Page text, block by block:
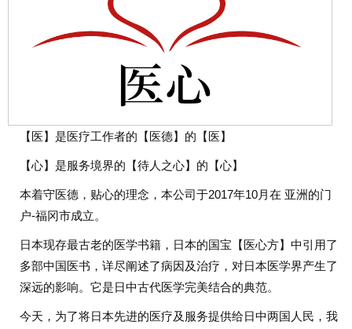
【医】是医疗工作者的【医德】的【医】
【心】是服务境界的【待人之心】的【心】
本着守医德，贴心的理念，本公司于2017年10月在 亚洲的门
户-福冈市成立。
日本现存最古老的医学书籍，日本的国宝【医心方】中引用了
多部中国医书，详尽阐述了病因及治疗，对日本医学界产生了
深远的影响。它是日中古代医学完美结合的典范。
今天，为了将日本先进的医疗及服务提供给日中两国人民，我